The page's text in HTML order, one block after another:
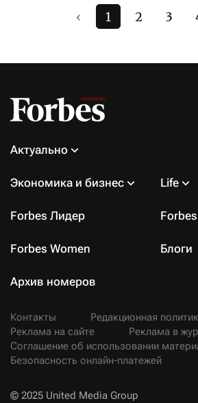
‹ 1 2 3
Актуально
Экономика и бизнес Life
Forbes Лидер
Forbes Women Блоги
Архив номеров
Контакты
Редакционная
Реклама на сайте
Реклама в
Соглашение об использовании
Безопасность онлайн-платежей
© 2025 United Media Group